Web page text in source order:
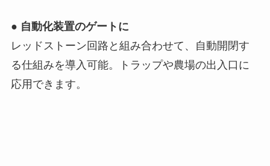
● 自動化装置のゲートに
レッドストーン回路と組み合わせて、自動開閉す
る仕組みを導入可能。トラップや農場の出入口に
応用できます。